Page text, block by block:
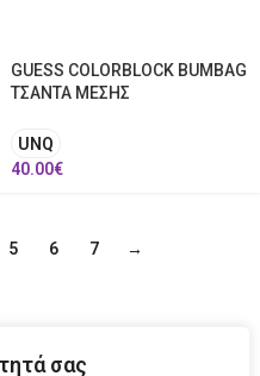
σας
GUESS COLORBLOCK BUMBAG
ΤΣΑΝΤΑ ΜΕΣΗΣ
UNQ
40.00€
5 6 7 →